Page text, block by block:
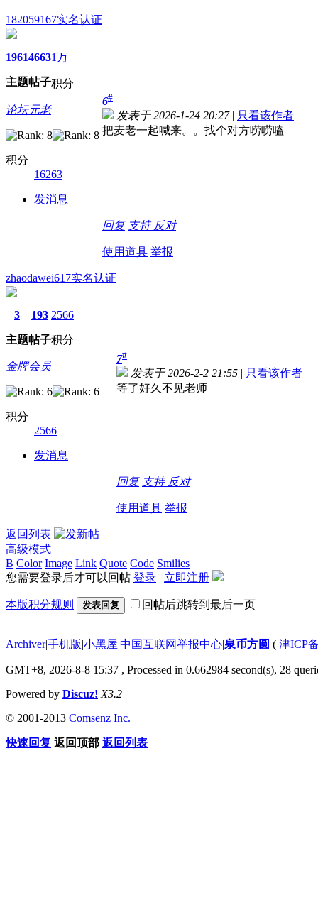
182059167实名认证
1961
主题
4663
帖子
1万
积分
论坛元老
积分
16263
发消息
6#
发表于 2026-1-24 20:27 | 只看该作者
把麦老一起喊来。。找个对方唠唠嗑
回复 支持 反对
使用道具 举报
zhaodawei617实名认证
3
主题
193
帖子
2566
积分
金牌会员
积分
2566
发消息
7#
发表于 2026-2-2 21:55 | 只看该作者
等了好久不见老师
回复 支持 反对
使用道具 举报
返回列表
高级模式
B Color Image Link Quote Code Smilies
您需要登录后才可以回帖 登录 | 立即注册
本版积分规则 发表回复 回帖后跳转到最后一页
Archiver|手机版|小黑屋|中国互联网举报中心|泉币方圆 ( 津ICP
GMT+8, 2026-8-8 15:37 , Processed in 0.662984 second(s), 28
Powered by Discuz! X3.2
© 2001-2013 Comsenz Inc.
快速回复 返回顶部 返回列表